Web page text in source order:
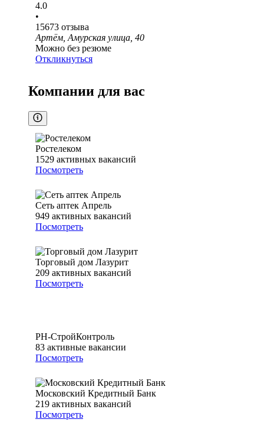
4.0
•
15673 отзыва
Артём, Амурская улица, 40
Можно без резюме
Откликнуться
Компании для вас
Ростелеком
1529 активных вакансий
Посмотреть
Сеть аптек Апрель
949 активных вакансий
Посмотреть
Торговый дом Лазурит
209 активных вакансий
Посмотреть
РН-СтройКонтроль
83 активные вакансии
Посмотреть
Московский Кредитный Банк
219 активных вакансий
Посмотреть